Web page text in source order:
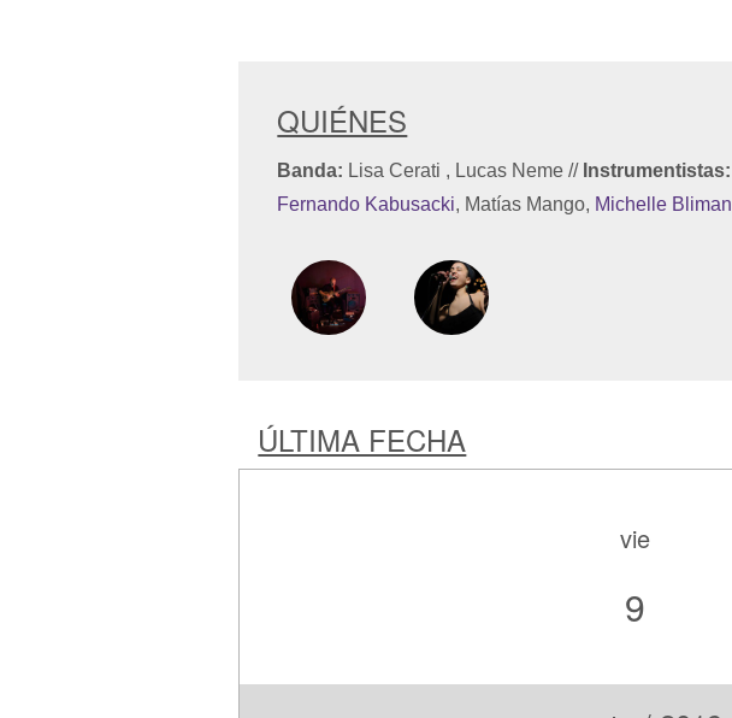
QUIÉNES
Banda: Lisa Cerati , Lucas Neme// Instrumentistas:
Fernando Kabusacki, Matías Mango, Michelle Bliman
ÚLTIMA FECHA
vie
9